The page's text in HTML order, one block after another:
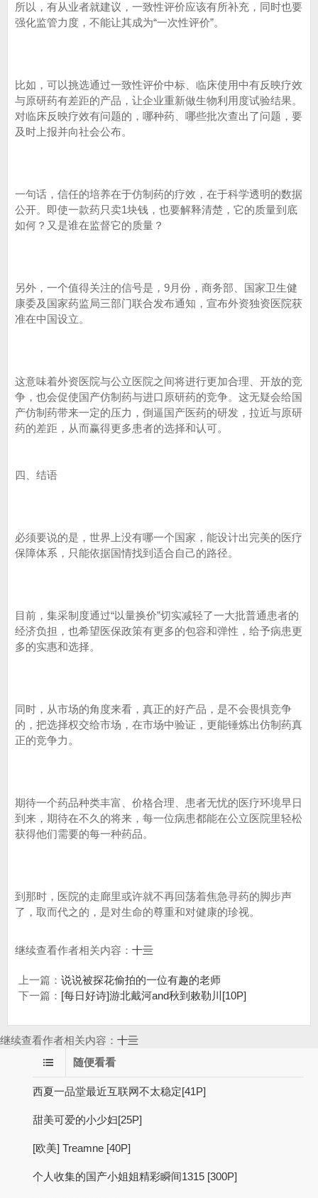
所以，有从业者就建议，一致性评价应该有所补充，同时也要
强化监管力度，不能让其成为“一次性评价”。
比如，可以挑选通过一致性评价中标、临床使用中有反映疗效
与原研药有差距的产品，让企业重新做生物利用度试验结果。
对临床反映疗效有问题的，哪种药、哪些批次查出了问题，要
及时上报并向社会公布。
一句话，信任的培养在于仿制药的疗效，在于科学透明的数据
公开。即使一款药只卖1块钱，也要解释清楚，它的质量到底
如何？又是谁在监督它的质量？
另外，一个值得关注的信号是，9月份，商务部、国家卫生健
康委及国家药监局三部门联合发布通知，宣布外资独资医院获
准在中国设立。
这意味着外资医院与公立医院之间将进行更加合理、开放的竞
争，也会促使国产仿制药与进口原研药的竞争。这无疑会给国
产仿制药带来一定的压力，倒逼国产医药的研发，拉近与原研
药的差距，从而赢得更多患者的选择和认可。
四、结语
必须要说的是，世界上没有哪一个国家，能设计出完美的医疗
保障体系，只能依据国情找到适合自己的路径。
目前，集采制度通过“以量换价”切实减轻了一大批普通患者的
经济负担，也希望医保政策有更多的包容和弹性，给予病患更
多的实惠和选择。
同时，从市场的角度来看，真正的好产品，是不会畏惧竞争
的，把选择权交给市场，在市场中验证，更能锤炼出仿制药真
正的竞争力。
期待一个药品种类丰富、价格合理、患者无忧的医疗环境早日
到来，期待在不久的将来，每一位病患都能在公立医院里轻松
获得他们需要的每一种药品。
到那时，医院的走廊里或许就不再回荡着焦急寻药的脚步声
了，取而代之的，是对生命的尊重和对健康的珍视。
继续查看作者相关内容： 十亖
上一篇： 说说被探花偷拍的一位有趣的老师
下一篇： [每日好诗]游北戴河and秋到敕勒川[10P]
继续查看作者相关内容： 十亖
随便看看
西夏一品堂最近互联网不太稳定[41P]
甜美可爱的小少妇[25P]
[欧美] Treamne [40P]
个人收集的国产小姐姐精彩瞬间1315 [300P]